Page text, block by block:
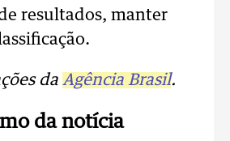
resultados, manter
da Agência Brasil.
da notícia